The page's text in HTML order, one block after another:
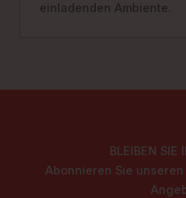
einladenden Ambiente.
BLEIBEN SIE
Abonnieren Sie